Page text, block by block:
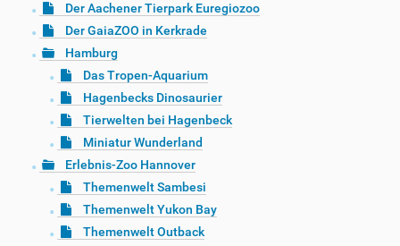
Der Aachener Tierpark Euregiozoo
Der GaiaZOO in Kerkrade
Hamburg
Das Tropen-Aquarium
Hagenbecks Dinosaurier
Tierwelten bei Hagenbeck
Miniatur Wunderland
Erlebnis-Zoo Hannover
Themenwelt Sambesi
Themenwelt Yukon Bay
Themenwelt Outback